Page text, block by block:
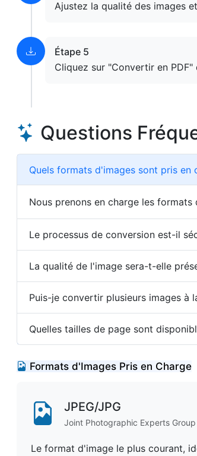
Ajustez la qualité des images
Étape 5
Cliquez sur "Convertir en
Questions
Quels formats d'images sont pris en
Nous prenons en charge les formats
Le processus de conversion est-il
La qualité de l'image sera-t-elle
Puis-je convertir plusieurs images à
Quelles tailles de page sont
Formats d'Images Pris en Charge
JPEG/JPG
Joint Photographic Experts Group
Le format d'image le plus courant,